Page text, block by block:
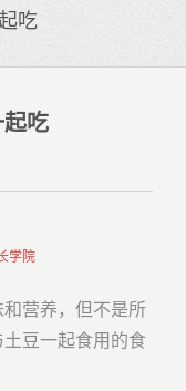
吃
吃
学院
营养，但不是所
豆一起食用的食